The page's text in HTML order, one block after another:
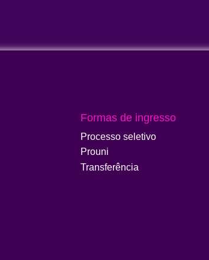
Formas de ingresso
Processo seletivo
Prouni
Transferência